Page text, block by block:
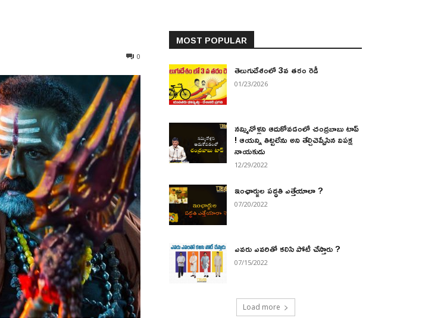
0
MOST POPULAR
తెలుగుదేశంలో 3వ తరం రెడీ
01/23/2026
నమ్మినోళ్లని ఆదుకోవడంలో చంద్రబాబు టాప్
! ఆయన్ని తిట్టలేను అని తేల్చిచెప్పేసిన విపక్ష
నాయకుడు
12/29/2022
ఇంఛార్జుల పద్ధతి ఎత్తేయాలా ?
07/20/2022
ఎవరు ఎవరితో కలిసి పోటీ చేస్తారు ?
07/15/2022
Load more